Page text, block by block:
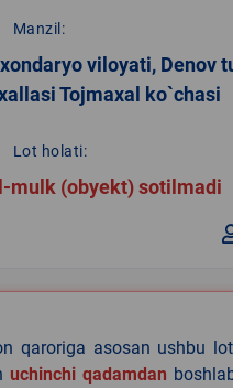
Manzil:
viloyati, Denov
Tojmaxal ko`chasi
Lot holati:
mulk (obyekt) sotilmadi
qaroriga asosan ushbu
uchinchi qadamdan